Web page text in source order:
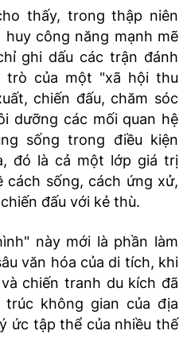
thấy, trong thập niên
công năng mạnh mẽ
ghi dấu các trận đánh
trò của một "xã hội thu
chiến đấu, chăm sóc
dưỡng các mối quan hệ
sống trong điều kiện
đó là cả một lớp giá trị
cách sống, cách ứng xử,
đấu với kẻ thù.
này mới là phần làm
văn hóa của di tích, khi
chiến tranh du kích đã
không gian của địa
ức tập thể của nhiều thế